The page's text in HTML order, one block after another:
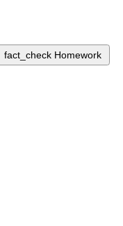
fact_check Homework